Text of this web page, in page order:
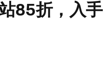
85折，入手